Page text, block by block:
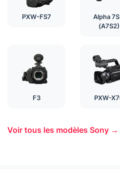
PXW-FS7
Alpha
(A7S2)
F3 PXW-
Voir tous les modèles Sony →